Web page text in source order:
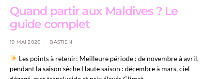
Quand partir aux Maldives ? Le
guide complet
19 MAI 2026 BASTIEN
Les points à retenir: Meilleure période : de novembre à avril,
pendant la saison sèche Haute saison : décembre à mars, ciel